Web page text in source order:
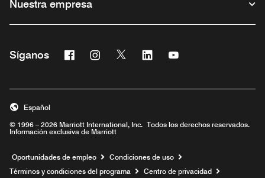
Nuestra empresa
Síganos Facebook
Abre una ventana nueva
Instagram
Abre una ventana nueva
Twitter
Abre una ventana nueva
Linkedin
Abre una ventana nueva
Abre una ventana
© 1996 – 2026 Marriott International, Inc. Todos los derechos reservados.
Información exclusiva de Marriott
Español
Oportunidades de empleo Abre una ventana nueva
Condiciones de uso
Términos y condiciones del programa
Centro de privacidad